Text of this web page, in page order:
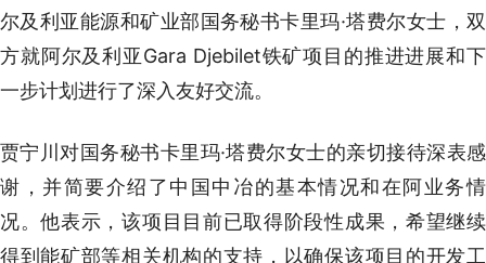
尔及利亚能源和矿业部国务秘书卡里玛·塔费尔女士，双
方就阿尔及利亚Gara Djebilet铁矿项目的推进进展和下
一步计划进行了深入友好交流。
贾宁川对国务秘书卡里玛·塔费尔女士的亲切接待深表感
谢，并简要介绍了中国中冶的基本情况和在阿业务情
况。他表示，该项目目前已取得阶段性成果，希望继续
得到能矿部等相关机构的支持，以确保该项目的开发工